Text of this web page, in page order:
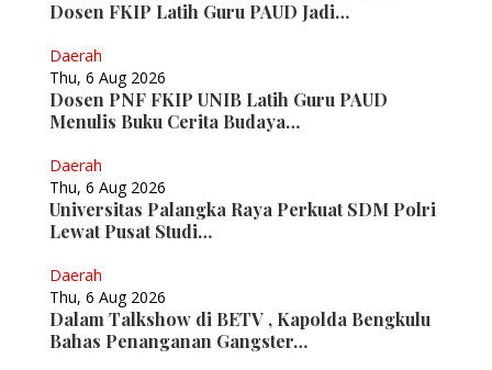
Dosen FKIP Latih Guru PAUD Jadi…
Daerah
Thu, 6 Aug 2026
Dosen PNF FKIP UNIB Latih Guru PAUD
Menulis Buku Cerita Budaya…
Daerah
Thu, 6 Aug 2026
Universitas Palangka Raya Perkuat SDM Polri
Lewat Pusat Studi…
Daerah
Thu, 6 Aug 2026
Dalam Talkshow di BETV , Kapolda Bengkulu
Bahas Penanganan Gangster…